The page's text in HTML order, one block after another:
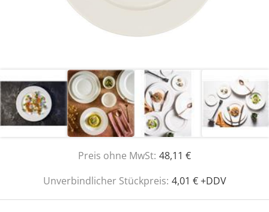
Preis ohne MwSt: 48,11 €
Unverbindlicher Stückpreis: 4,01 € +DDV